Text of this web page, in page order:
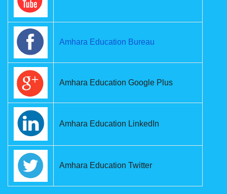
Amhara Education Bureau
Amhara Education Google Plus
Amhara Education LinkedIn
Amhara Education Twitter